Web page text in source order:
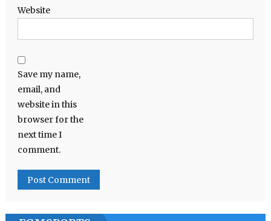
Website
Save my name,
email, and
website in this
browser for the
next time I
comment.